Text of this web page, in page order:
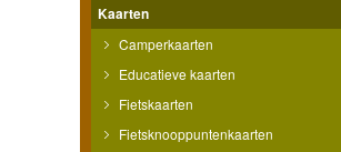
Kaarten
Camperkaarten
Educatieve kaarten
Fietskaarten
Fietsknooppuntenkaarten